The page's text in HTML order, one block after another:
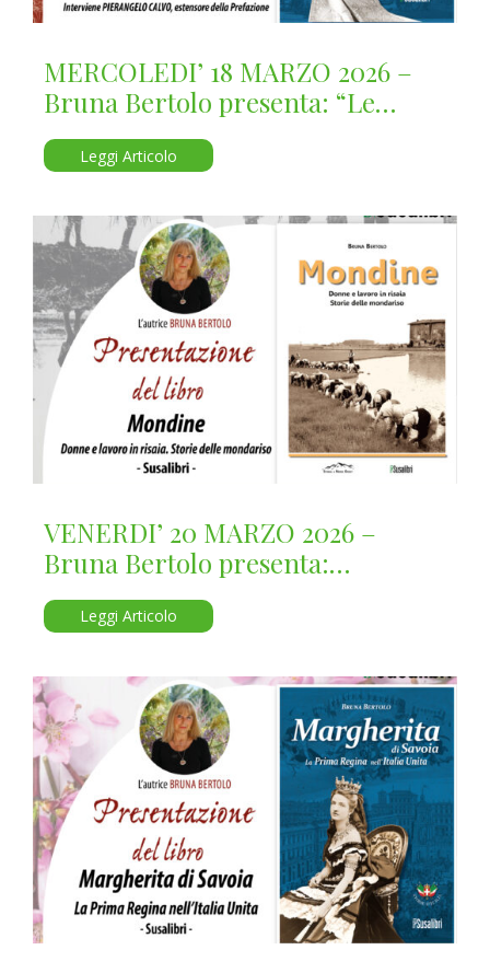
MERCOLEDI’ 18 MARZO 2026 –
Bruna Bertolo presenta: “Le
Donne di Casa Savoia”
Leggi Articolo
VENERDI’ 20 MARZO 2026 –
Bruna Bertolo presenta:
“Mondine”
Leggi Articolo